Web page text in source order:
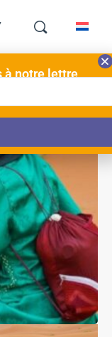
à notre lettre